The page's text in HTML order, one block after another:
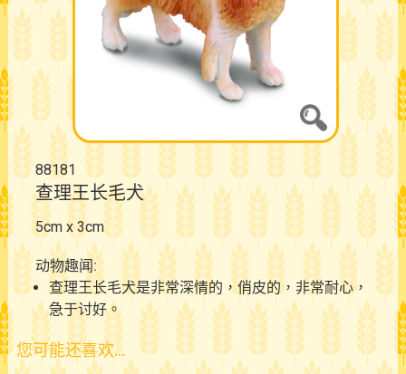
88181
查理王长毛犬
5cm x 3cm
动物趣闻:
查理王长毛犬是非常深情的，俏皮的，非常耐心，
急于讨好。
您可能还喜欢…